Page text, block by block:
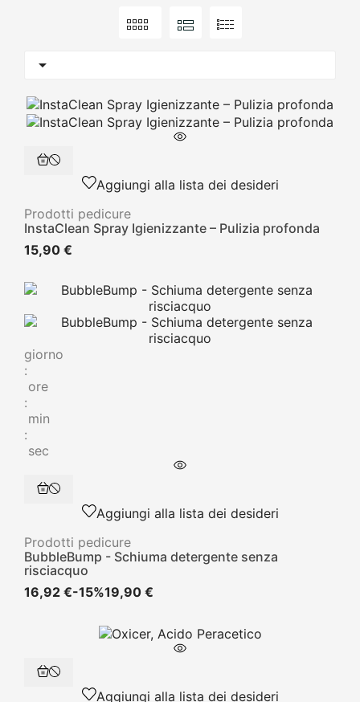

Aggiungi alla lista dei desideri
Prodotti pedicure
InstaClean Spray Igienizzante – Pulizia profonda
15,90 €
giorno
:
ore
:
min
:
sec
Aggiungi alla lista dei desideri
Prodotti pedicure
BubbleBump - Schiuma detergente senza
risciacquo
16,92 €-15%19,90 €
Aggiungi alla lista dei desideri